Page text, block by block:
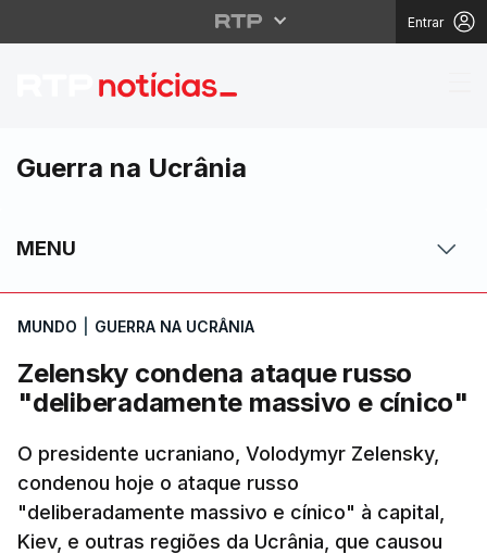
Entrar
Zelensky condena
Guerra na Ucrânia
MENU
MUNDO GUERRA NA UCRÂNIA
Zelensky condena ataque russo
"deliberadamente massivo e cínico"
O presidente ucraniano, Volodymyr Zelensky,
condenou hoje o ataque russo
"deliberadamente massivo e cínico" à capital,
Kiev, e outras regiões da Ucrânia, que causou